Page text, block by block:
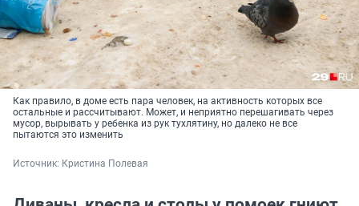
Как правило, в доме есть пара человек, на активность которых все
остальные и рассчитывают. Может, и неприятно перешагивать через
мусор, вырывать у ребенка из рук тухлятину, но далеко не все
пытаются это изменить
Источник: Кристина Полевая